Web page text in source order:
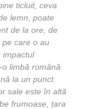
ticluit, ceva
lemn, poate
de la ore, de
pe care o au
impactul
limbă română
la un punct.
sale este în altă
frumoase, țara